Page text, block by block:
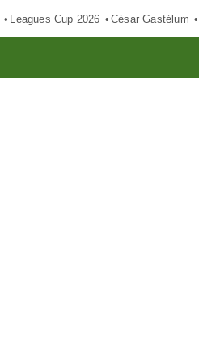
Leagues Cup 2026 César Gastélum